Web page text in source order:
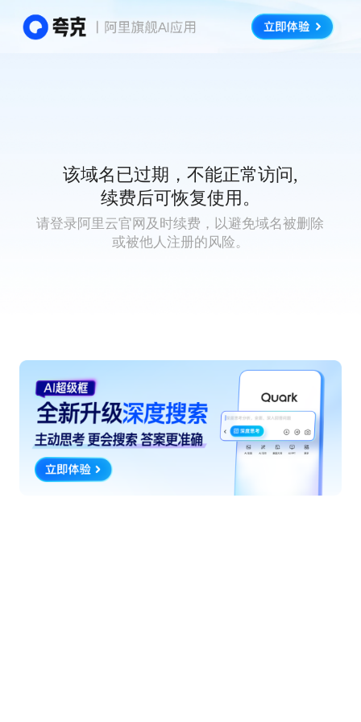
该域名已过期，不能正常访问,
续费后可恢复使用。
请登录阿里云官网及时续费，以避免域名被删除
或被他人注册的风险。